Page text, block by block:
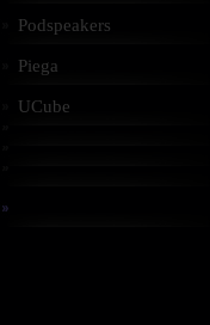
Podspeakers
Piega
UCube